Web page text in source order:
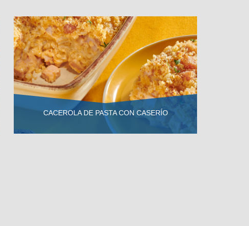
CACEROLA DE PASTA CON CASERÍO